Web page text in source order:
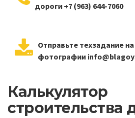
дороги +7 (963) 644-7060
Отправьте техзадание
фотографии
Калькулятор
строительства